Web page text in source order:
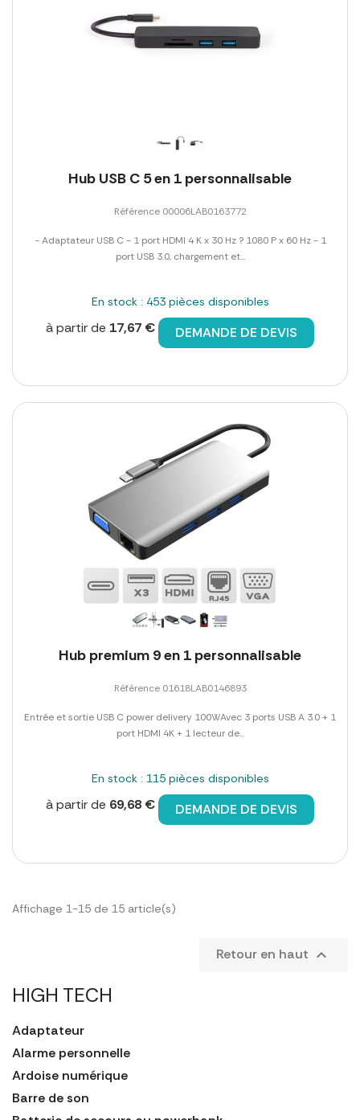
HIGH TECH
Adaptateur
Alarme personnelle
Ardoise numérique
Barre de son
Hub USB C 5 en 1 personnalisable
Référence 00006LAB0163772
- Adaptateur USB C - 1 port HDMI 4 K x 30 Hz ? 1080 P x 60 Hz - 1
port USB 3.0, chargement et...
En stock : 453 pièces disponibles
à partir de 17,67 € DEMANDE DE DEVIS
Hub premium 9 en 1 personnalisable
Référence 01618LAB0146893
Entrée et sortie USB C power delivery 100WAvec 3 ports USB A 3.0 + 1
port HDMI 4K + 1 lecteur de...
En stock : 115 pièces disponibles
à partir de 69,68 € DEMANDE DE DEVIS
Affichage 1-15 de 15 article(s)
Retour en haut 